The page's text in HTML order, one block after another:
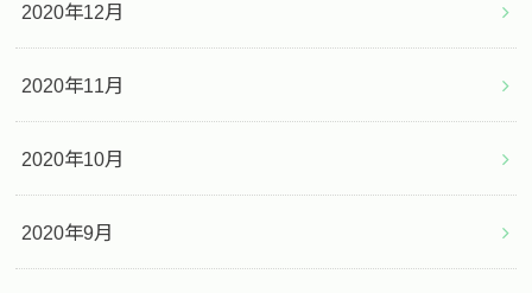
2020年12月
2020年11月
2020年10月
2020年9月